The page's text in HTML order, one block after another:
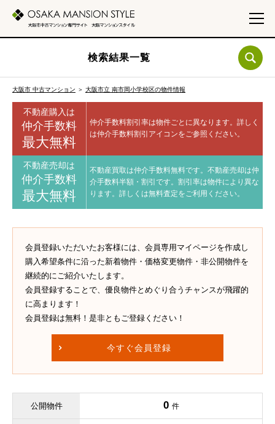
検索結果一覧
大阪市 中古マンション ＞ 大阪市立 南市岡小学校区の物件情報
不動産購入は
仲介手数料
最大無料
仲介手数料割引率は物件ごとに異なります。 詳しく
は仲介手数料割引アイコンをご参照ください。
不動産売却は
仲介手数料
最大無料
不動産買取は仲介手数料無料です。 不動産売却は仲
介手数料半額・割引です。 割引率は物件により異な
ります。 詳しくは無料査定をご利用ください。
会員登録いただいたお客様には、会員専用マイページを作成し
購入希望条件に沿った新着物件・価格変更物件・非公開物件を
継続的にご紹介いたします。
会員登録することで、優良物件とめぐり合うチャンスが飛躍的
に高まります！
会員登録は無料！是非ともご登録ください！
今すぐ会員登録
公開物件 0 件